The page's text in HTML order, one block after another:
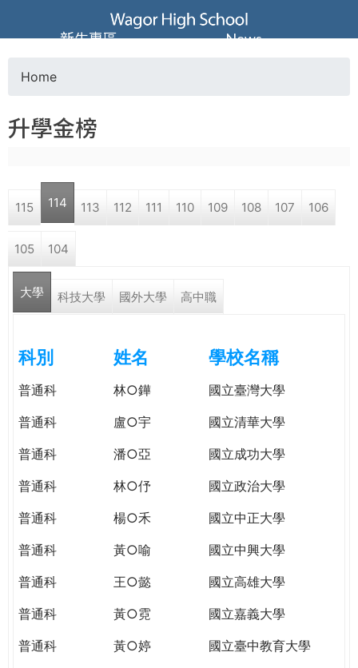
Jump to navigation
葳
格
高
學
格。
o
a
r
e
e
r
e
Home
升學金榜
115 114 113 112 111 110 109 108 107 106
105 104
大學 科技大學 國外大學 高中職
科別 姓名 學校名稱
普通科 林○鏵
國立臺灣大學
普通科
盧○宇
國立清華大學
普通科
潘○亞
國立成功大學
普通科
林○伃
國立政治大學
普通科
楊○禾
國立中正大學
普通科
黃○喻
國立中興大學
普通科
王○懿
國立高雄大學
普通科
黃○霓
國立嘉義大學
普通科
黃○婷
國立臺中教育大學
新生專區 News